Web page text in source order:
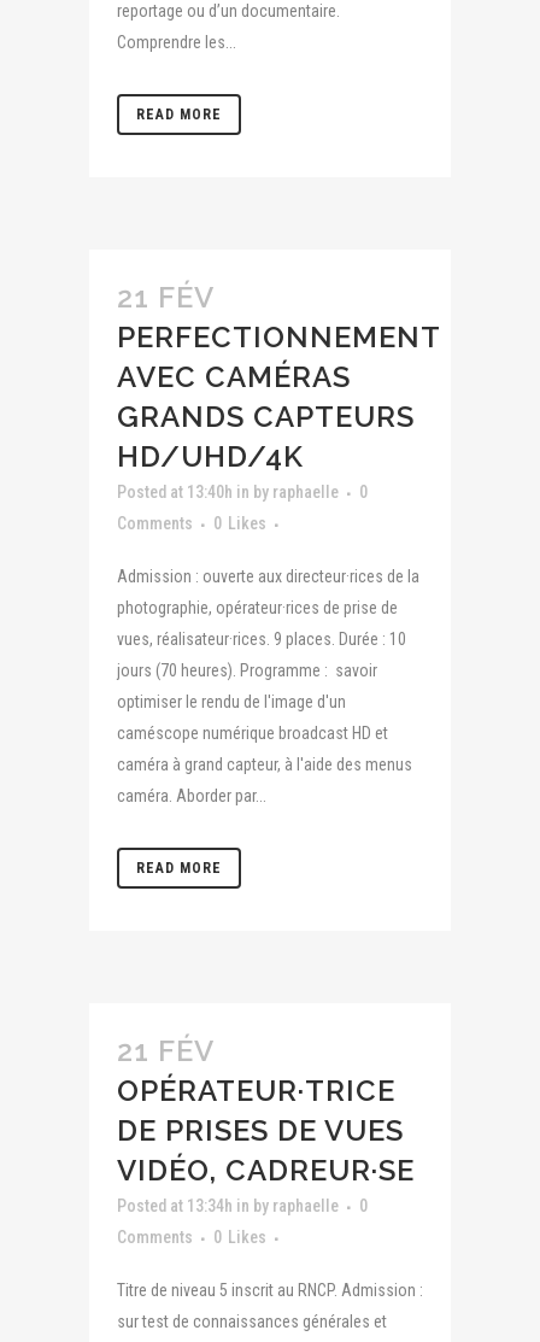
reportage ou d’un documentaire.
Comprendre les...
READ MORE
21 FÉV
PERFECTIONNEMENT
AVEC CAMÉRAS
GRANDS CAPTEURS
HD/UHD/4K
Posted at 13:40h in by raphaelle
0
Comments
0 Likes
Admission : ouverte aux directeur·rices de la
photographie, opérateur·rices de prise de
vues, réalisateur·rices. 9 places. Durée : 10
jours (70 heures). Programme : savoir
optimiser le rendu de l'image d'un
caméscope numérique broadcast HD et
caméra à grand capteur, à l'aide des menus
caméra. Aborder par...
READ MORE
21 FÉV
OPÉRATEUR·TRICE
DE PRISES DE VUES
VIDÉO, CADREUR·SE
Posted at 13:34h in by raphaelle
0
Comments
0 Likes
Titre de niveau 5 inscrit au RNCP. Admission :
sur test de connaissances générales et